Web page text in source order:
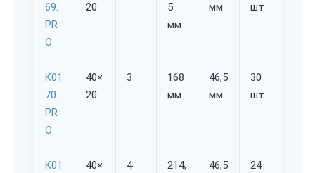
69.
PR
O
20
5
мм
мм
шт
K01
70.
PR
O
40×
20
3
168
мм
46,5
мм
30
шт
K01
40×
4
214,
46,5
24